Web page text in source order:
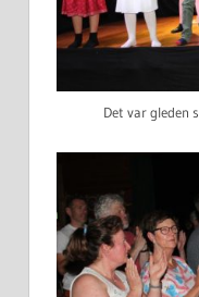
Det var gleden